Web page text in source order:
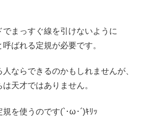
まっすぐ線を引けないように
ばれる定規が必要です。
ならできるのかもしれませんが、
天才ではありません。
を使うのです(`･ω･´)ｷﾘｯ